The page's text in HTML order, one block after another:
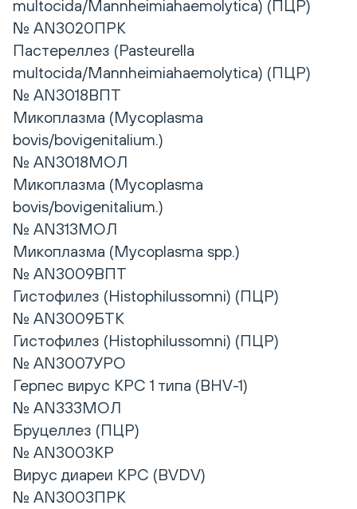
multocida/Mannheimiahaemolytica) (ПЦР)
№ AN3020ПРК
Пастереллез (Pasteurella
multocida/Mannheimiahaemolytica) (ПЦР)
№ AN3018ВПТ
Микоплазма (Mycoplasma
bovis/bovigenitalium.)
№ AN3018МОЛ
Микоплазма (Mycoplasma
bovis/bovigenitalium.)
№ AN313МОЛ
Микоплазма (Mycoplasma spp.)
№ AN3009ВПТ
Гистофилез (Histophilussomni) (ПЦР)
№ AN3009БТК
Гистофилез (Histophilussomni) (ПЦР)
№ AN3007УРО
Герпес вирус КРС 1 типа (BHV-1)
№ AN333МОЛ
Бруцеллез (ПЦР)
№ AN3003КР
Вирус диареи КРС (BVDV)
№ AN3003ПРК